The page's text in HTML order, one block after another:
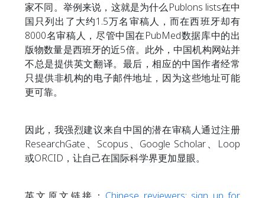
家不同。举例来说，这就是为什么Publons lists在中
国只列出了大约1.5万名审稿人，而在西班牙却有
8000名审稿人，尽管中国在PubMed数据库中的出
版物数量是西班牙的近5倍。此外，中国机构网站并
不总是提供英文翻译。最后，相应的中国作者经常
只提供非机构的电子邮件地址，因为这些地址可能
更可靠。
因此，我强烈建议来自中国的潜在审稿人通过注册
ResearchGate、Scopus、Google Scholar、Loop
或ORCID，让自己在国际科学界更加显眼。